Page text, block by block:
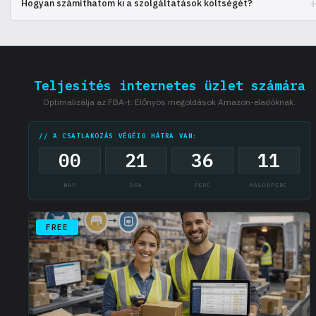
kedvezményeket kínálunk.
Hogyan számíthatom ki a szolgáltatások költségét?
menedzserünkhöz a számításhoz.
Teljesítés internetes üzlet számára
Optimalizálja az FBA-t: Előnyös megoldások Amazon-eladóknak.
// A CSATLAKOZÁS VÉGÉIG HÁTRA VAN:
00
NAP
21
ÓRA
36
PERC
11
MÁSODPERC
FREE